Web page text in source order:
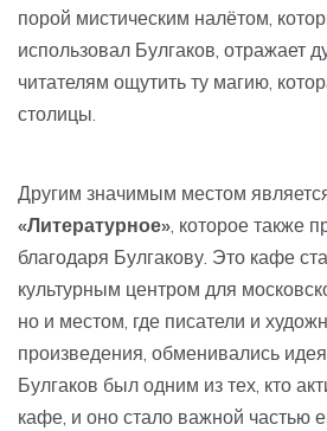
порой мистическим налётом,
использовал Булгаков, отражает
читателям ощутить ту магию,
столицы.
Другим значимым местом
«Литературное», которое также
благодаря Булгакову. Это кафе
культурным центром для
но и местом, где писатели и
произведения, обменивались
Булгаков был одним из тех, кто
кафе, и оно стало важной частью